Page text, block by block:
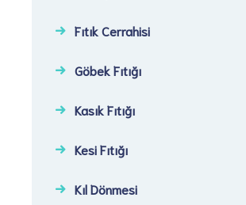
Fıtık Cerrahisi​
Göbek Fıtığı​
Kasık Fıtığı​
Kesi Fıtığı​
Kıl Dönmesi